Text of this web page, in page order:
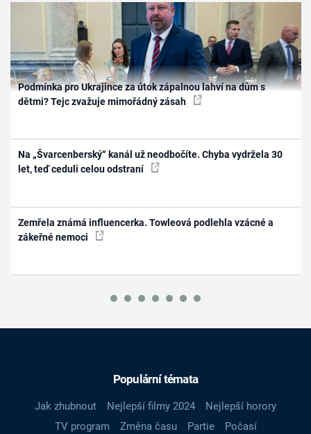
Podmínka pro Ukrajince za útok zápalnou lahví na dům s
dětmi? Tejc zvažuje mimořádný zásah
Na „Švarcenberský“ kanál už neodbočíte. Chyba vydržela 30
let, teď ceduli celou odstraní
Zemřela známá influencerka. Towleová podlehla vzácné a
zákeřné nemoci
Populární témata
Jak zhubnout Nejlepší filmy 2024
Nejlepší horory
TV program
Změna času Partie
Počasí